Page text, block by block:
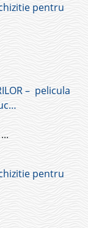
pentru
– pelicula
...
pentru